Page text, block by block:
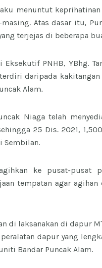
menuntut
Atas dasar itu,
terjejas di beberapa
Eksekutif PNHB, YBhg.
daripada
Alam.
Niaga telah
25 Dis. 2021,
Sembilan.
ke pusat-pusat
tempatan agar
di laksanakan di dapur
dapur yang
Bandar Puncak Alam.